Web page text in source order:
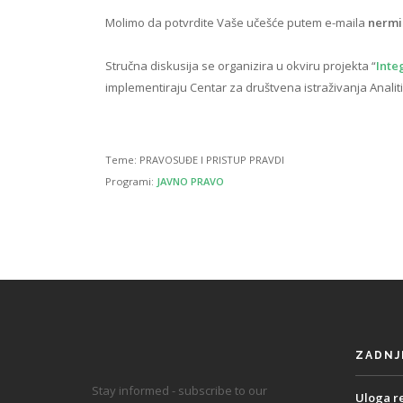
Molimo da potvrdite Vaše učešće putem e-maila
Stručna diskusija se organizira u okviru projekta “
implementiraju Centar za društvena istraživanja
Teme: PRAVOSUĐE I PRISTUP PRAVDI
Programi: JAVNO PRAVO
Stay informed - subscribe to our
Uloga